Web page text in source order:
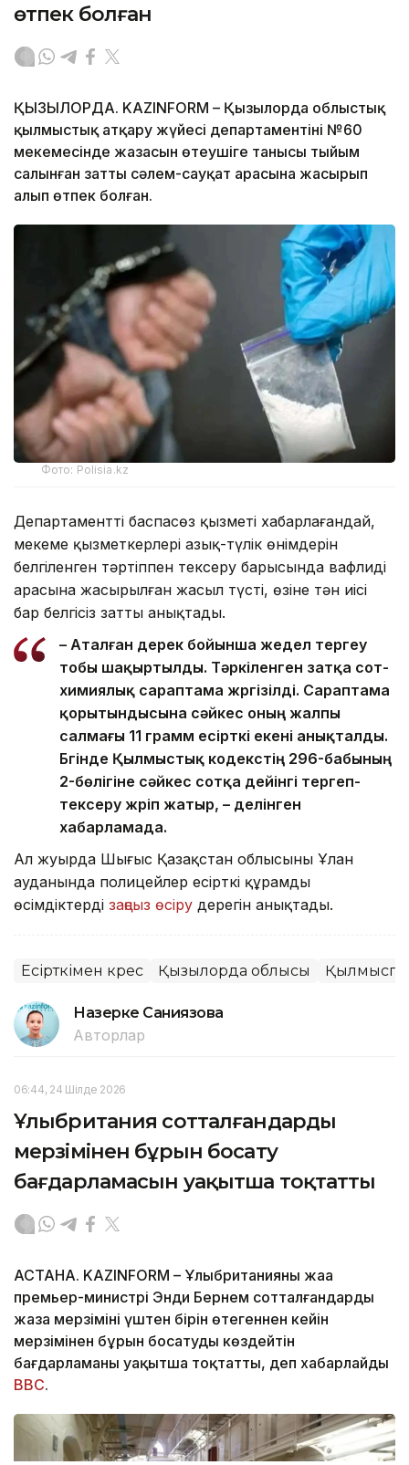
өтпек болған
ҚЫЗЫЛОРДА. KAZINFORM – Қызылорда облыстық
қылмыстық атқару жүйесі департаментінің №60
мекемесінде жазасын өтеушіге танысы тыйым
салынған затты сәлем-сауқат арасына жасырып
алып өтпек болған.
Фото: Polisia.kz
Департаменттің баспасөз қызметі хабарлағандай,
мекеме қызметкерлері азық-түлік өнімдерін
белгіленген тәртіппен тексеру барысында вафлидің
арасына жасырылған жасыл түсті, өзіне тән иісі
бар белгісіз затты анықтады.
– Аталған дерек бойынша жедел тергеу
тобы шақыртылды. Тәркіленген затқа сот-
химиялық сараптама жүргізілді. Сараптама
қорытындысына сәйкес оның жалпы
салмағы 11 грамм есірткі екені анықталды.
Бүгінде Қылмыстық кодекстің 296-бабының
2-бөлігіне сәйкес сотқа дейінгі тергеп-
тексеру жүріп жатыр, – делінген
хабарламада.
Ал жуырда Шығыс Қазақстан облысының Ұлан
ауданында полицейлер есірткі құрамды
өсімдіктерді заңсыз өсіру дерегін анықтады.
Есірткімен күрес Қызылорда облысы
Назерке Саниязова
Авторлар
06:44, 24 Шілде 2026
Ұлыбритания сотталғандарды
мерзімінен бұрын босату
бағдарламасын уақытша тоқтатты
АСТАНА. KAZINFORM – Ұлыбританияның жаңа
премьер-министрі Энди Бернем сотталғандарды
жаза мерзімінің үштен бірін өтегеннен кейін
мерзімінен бұрын босатуды көздейтін
бағдарламаны уақытша тоқтатты, деп хабарлайды
ВВС.